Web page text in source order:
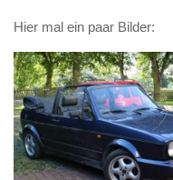
Hier mal ein paar Bilder: